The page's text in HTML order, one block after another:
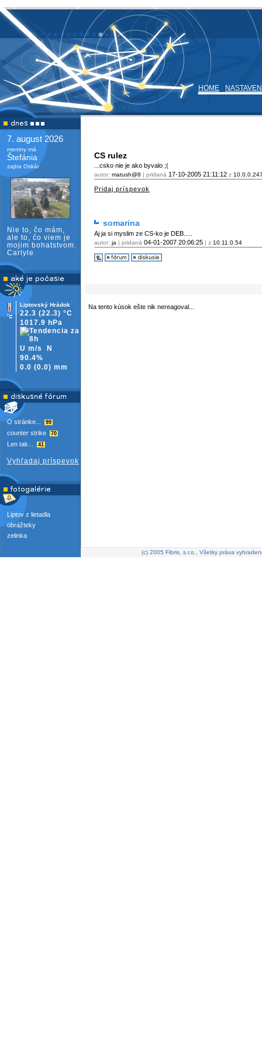
HOME
7. august 2026
meniny má
Štefánia
zajtra Oskár
Nie to, čo mám,
ale to, čo viem je
mojim bohatstvom.
Carlyle
Liptovský Hrádok
22.3 (22.3) °C
1017.9 hPa
U m/s
N
90.4%
0.0 (0.0) mm
O stránke... 99
counter strike 70
Len tak... 41
Vyhľadaj príspevok
Liptov z lietadla
obrážteky
zelinka
CS rulez
...csko nie je ako byvalo ;(
autor: matush@8 | pridaná 17-10-2005 21:11:12 z
Pridaj príspevok
somarina
Aj ja si myslim ze CS-ko je DEB.....
autor: ja | pridaná 04-01-2007 20:06:25 | z 10.11.0.54
Na tento kúsok ešte nik nereagoval...
(c) 2005 Fibris, s.r.o., Všetky práva